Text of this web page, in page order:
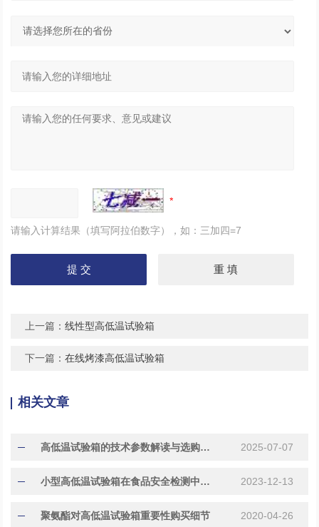
请输入计算结果（填写阿拉伯数字），如：三加四=7
上一篇：线性型高低温试验箱
下一篇：在线烤漆高低温试验箱
相关文章
高低温试验箱的技术参数解读与选购指南 2025-07-07
小型高低温试验箱在食品安全检测中的作用 2023-12-13
聚氨酯对高低温试验箱重要性购买细节 2020-04-26